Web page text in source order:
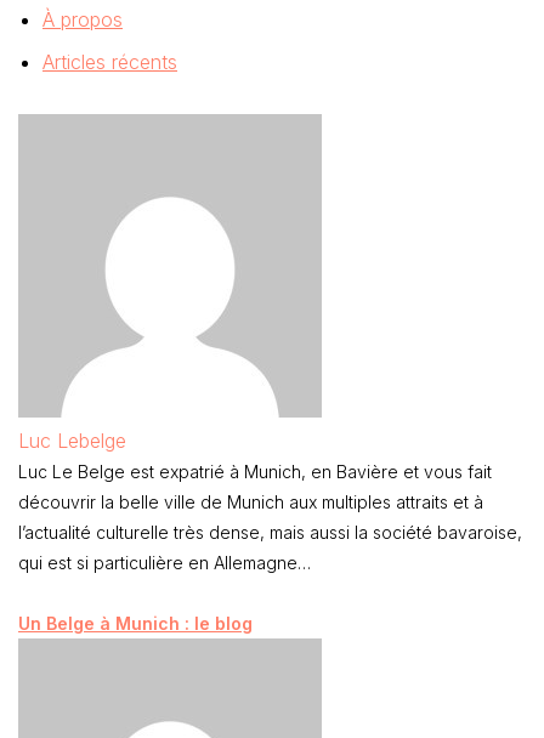
À propos
Articles récents
Luc Lebelge
Luc Le Belge est expatrié à Munich, en Bavière et vous fait
découvrir la belle ville de Munich aux multiples attraits et à
l’actualité culturelle très dense, mais aussi la société bavaroise,
qui est si particulière en Allemagne…
Un Belge à Munich : le blog